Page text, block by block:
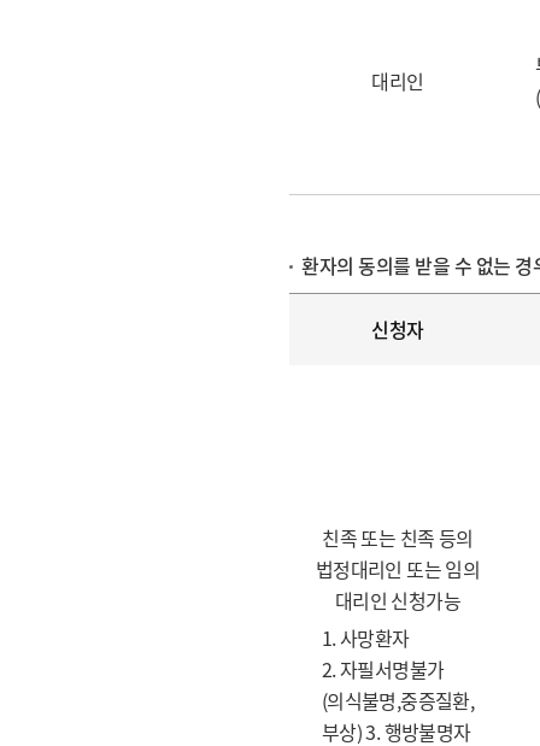
대리인
환자의 동의를 받을 수 없는 경
신청자
친족 또는 친족 등의
법정대리인 또는 임의
대리인 신청가능
1. 사망환자
2. 자필서명불가
(의식불명,중증질환,
부상) 3. 행방불명자